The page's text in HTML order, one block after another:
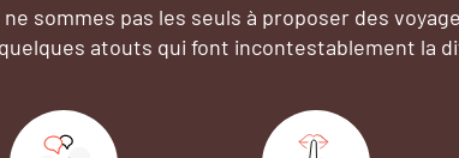
sommes pas les seuls à proposer des
atouts qui font incontestablement la